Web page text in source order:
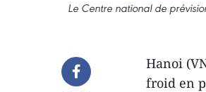
Le Centre national de
Hanoi
froid en